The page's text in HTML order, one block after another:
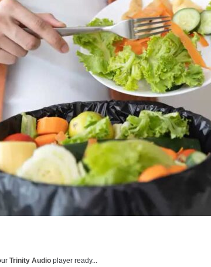
a
i
l
Trinity Audio player ready...